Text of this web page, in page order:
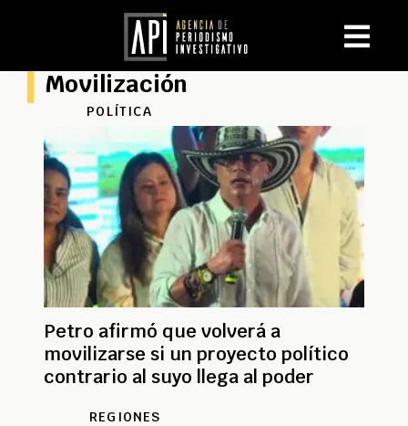
Movilización
POLÍTICA
Petro afirmó que volverá a
movilizarse si un proyecto político
contrario al suyo llega al poder
REGIONES